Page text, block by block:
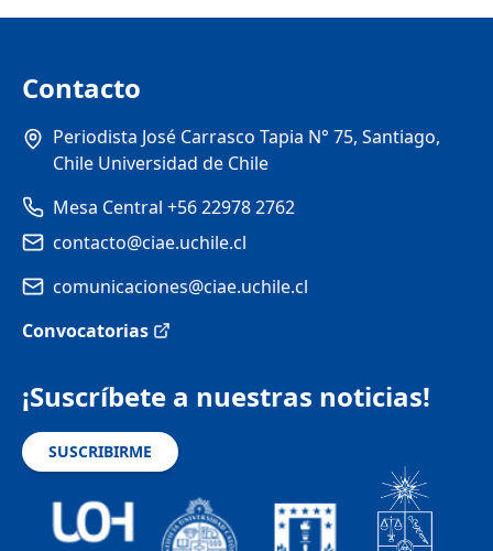
Contacto
Periodista José Carrasco Tapia N° 75, Santiago,
Chile Universidad de Chile
Mesa Central +56 22978 2762
contacto@ciae.uchile.cl
comunicaciones@ciae.uchile.cl
Convocatorias
¡Suscríbete a nuestras noticias!
SUSCRIBIRME